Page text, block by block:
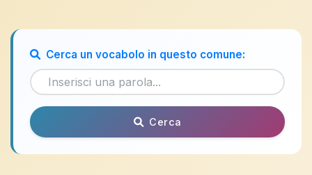
Cerca un vocabolo in questo comune:
Cerca